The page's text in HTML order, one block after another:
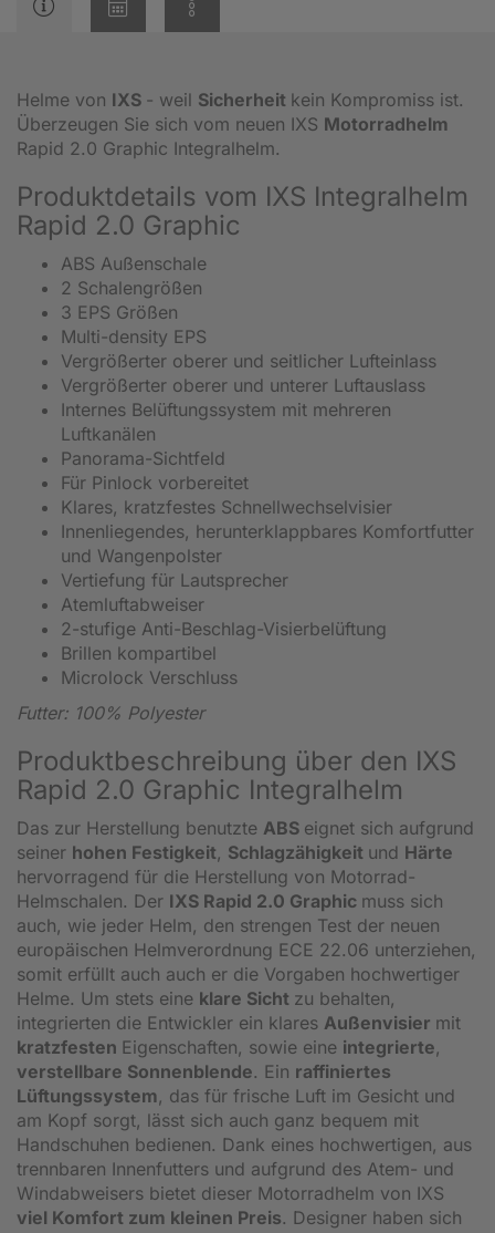
Helme von IXS - weil Sicherheit kein Kompromiss ist.
Überzeugen Sie sich vom neuen IXS Motorradhelm
Rapid 2.0 Graphic Integralhelm.
Produktdetails vom IXS Integralhelm
Rapid 2.0 Graphic
ABS Außenschale
2 Schalengrößen
3 EPS Größen
Multi-density EPS
Vergrößerter oberer und seitlicher Lufteinlass
Vergrößerter oberer und unterer Luftauslass
Internes Belüftungssystem mit mehreren
Luftkanälen
Panorama-Sichtfeld
Für Pinlock vorbereitet
Klares, kratzfestes Schnellwechselvisier
Innenliegendes, herunterklappbares Komfortfutter
und Wangenpolster
Vertiefung für Lautsprecher
Atemluftabweiser
2-stufige Anti-Beschlag-Visierbelüftung
Brillen kompartibel
Microlock Verschluss
Futter: 100% Polyester
Produktbeschreibung über den IXS
Rapid 2.0 Graphic Integralhelm
Das zur Herstellung benutzte ABS eignet sich aufgrund
seiner hohen Festigkeit, Schlagzähigkeit und Härte
hervorragend für die Herstellung von Motorrad-
Helmschalen. Der IXS Rapid 2.0 Graphic muss sich
auch, wie jeder Helm, den strengen Test der neuen
europäischen Helmverordnung ECE 22.06 unterziehen,
somit erfüllt auch auch er die Vorgaben hochwertiger
Helme. Um stets eine klare Sicht zu behalten,
integrierten die Entwickler ein klares Außenvisier mit
kratzfesten Eigenschaften, sowie eine integrierte,
verstellbare Sonnenblende. Ein raffiniertes
Lüftungssystem, das für frische Luft im Gesicht und
am Kopf sorgt, lässt sich auch ganz bequem mit
Handschuhen bedienen. Dank eines hochwertigen, aus
trennbaren Innenfutters und aufgrund des Atem- und
Windabweisers bietet dieser Motorradhelm von IXS
viel Komfort zum kleinen Preis. Designer haben sich